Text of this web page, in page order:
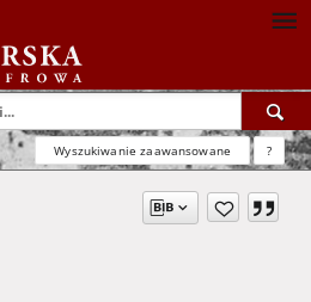
Wyszukiwanie zaawansowane ?